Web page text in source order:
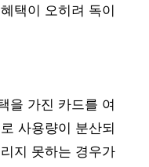
택이 오히려 독이
을 가진 카드를 여
사용량이 분산되
지 못하는 경우가